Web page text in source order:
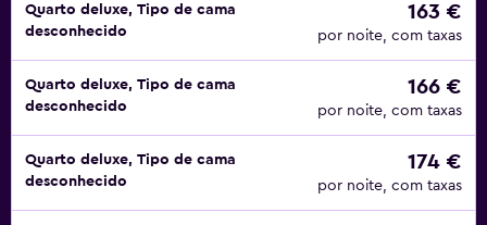
Quarto deluxe, Tipo de cama
desconhecido
163 €
por noite, com taxas
Quarto deluxe, Tipo de cama
desconhecido
166 €
por noite, com taxas
Quarto deluxe, Tipo de cama
desconhecido
174 €
por noite, com taxas